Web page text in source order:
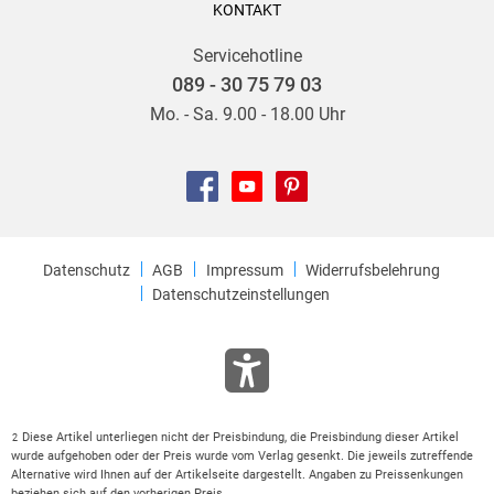
KONTAKT
Servicehotline
089 - 30 75 79 03
Mo. - Sa. 9.00 - 18.00 Uhr
Datenschutz AGB Impressum
Widerrufsbelehrung
Datenschutzeinstellungen
2
Diese Artikel unterliegen nicht der Preisbindung, die Preisbindung dieser Artikel
wurde aufgehoben oder der Preis wurde vom Verlag gesenkt. Die jeweils zutreffende
Alternative wird Ihnen auf der Artikelseite dargestellt. Angaben zu Preissenkungen